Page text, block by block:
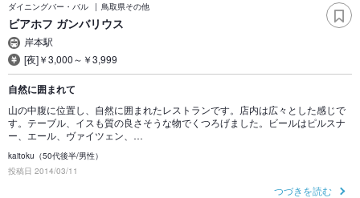
ダイニングバー・バル 鳥取県その他
ビアホフ ガンバリウス
岸本駅
[夜]￥3,000～￥3,999
自然に囲まれて
山の中腹に位置し、自然に囲まれたレストランです。店内は広々とした感じで
す。テーブル、イスも質の良さそうな物でくつろげました。ビールはピルスナ
ー、エール、ヴァイツェン、…
kaitoku（50代後半/男性）
投稿日 2014/03/11
つづきを読む